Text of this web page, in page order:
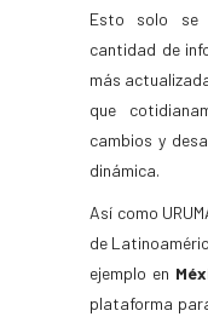
Esto solo se
cantidad de
más
que
cambios y
dinámica.
Así como
de
ejemplo en
plataforma